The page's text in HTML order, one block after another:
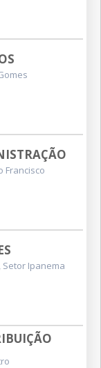
Francisco
Setor Ipanema